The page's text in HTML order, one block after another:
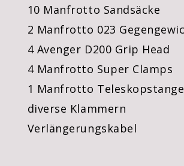
10 Manfrotto Sandsäcke
2 Manfrotto 023
4 Avenger D200 Grip Head
4 Manfrotto Super Clamps
1 Manfrotto Teleskopstange
diverse Klammern
Verlängerungskabel